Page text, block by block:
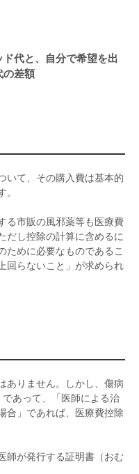
代と、自分で希望を出
の差額
いて、その購入費は基本的
る市販の風邪薬等も医療費
だし控除の計算に含めるに
ために必要なものであるこ
回らないこと」が求められ
ありません。しかし、傷病
あって、「医師による治
合」であれば、医療費控除
師が発行する証明書（おむ